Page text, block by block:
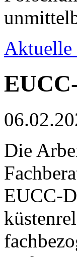
Aktuelle
Die
EUCC-